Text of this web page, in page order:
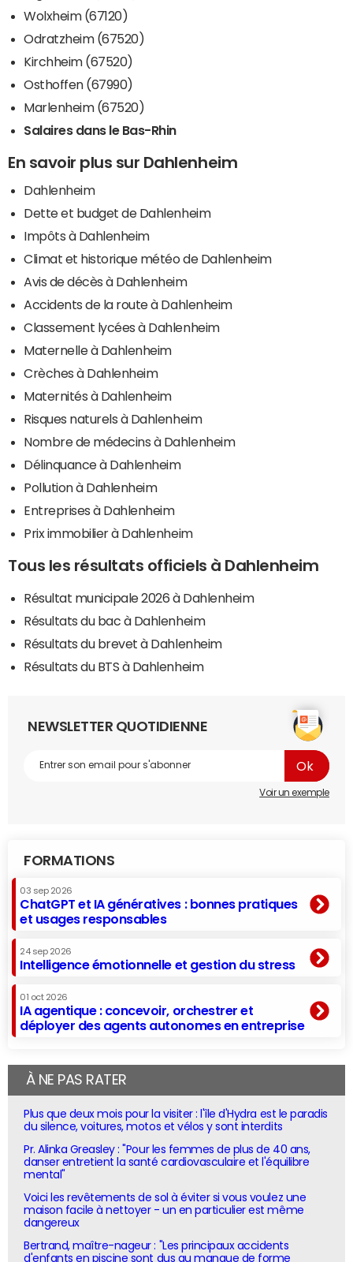
Wolxheim (67120)
Odratzheim (67520)
Kirchheim (67520)
Osthoffen (67990)
Marlenheim (67520)
Salaires dans le Bas-Rhin
En savoir plus sur Dahlenheim
Dahlenheim
Dette et budget de Dahlenheim
Impôts à Dahlenheim
Climat et historique météo de Dahlenheim
Avis de décès à Dahlenheim
Accidents de la route à Dahlenheim
Classement lycées à Dahlenheim
Maternelle à Dahlenheim
Crèches à Dahlenheim
Maternités à Dahlenheim
Risques naturels à Dahlenheim
Nombre de médecins à Dahlenheim
Délinquance à Dahlenheim
Pollution à Dahlenheim
Entreprises à Dahlenheim
Prix immobilier à Dahlenheim
Tous les résultats officiels à Dahlenheim
Résultat municipale 2026 à Dahlenheim
Résultats du bac à Dahlenheim
Résultats du brevet à Dahlenheim
Résultats du BTS à Dahlenheim
NEWSLETTER QUOTIDIENNE
Voir un exemple
FORMATIONS
03 sep 2026
ChatGPT et IA génératives : bonnes pratiques
et usages responsables
24 sep 2026
Intelligence émotionnelle et gestion du stress
01 oct 2026
IA agentique : concevoir, orchestrer et
déployer des agents autonomes en entreprise
À NE PAS RATER
Plus que deux mois pour la visiter : l'île d'Hydra est le paradis
du silence, voitures, motos et vélos y sont interdits
Pr. Alinka Greasley : "Pour les femmes de plus de 40 ans,
danser entretient la santé cardiovasculaire et l'équilibre
mental"
Voici les revêtements de sol à éviter si vous voulez une
maison facile à nettoyer - un en particulier est même
dangereux
Bertrand, maître-nageur : "Les principaux accidents
d'enfants en piscine sont dus au manque de forme